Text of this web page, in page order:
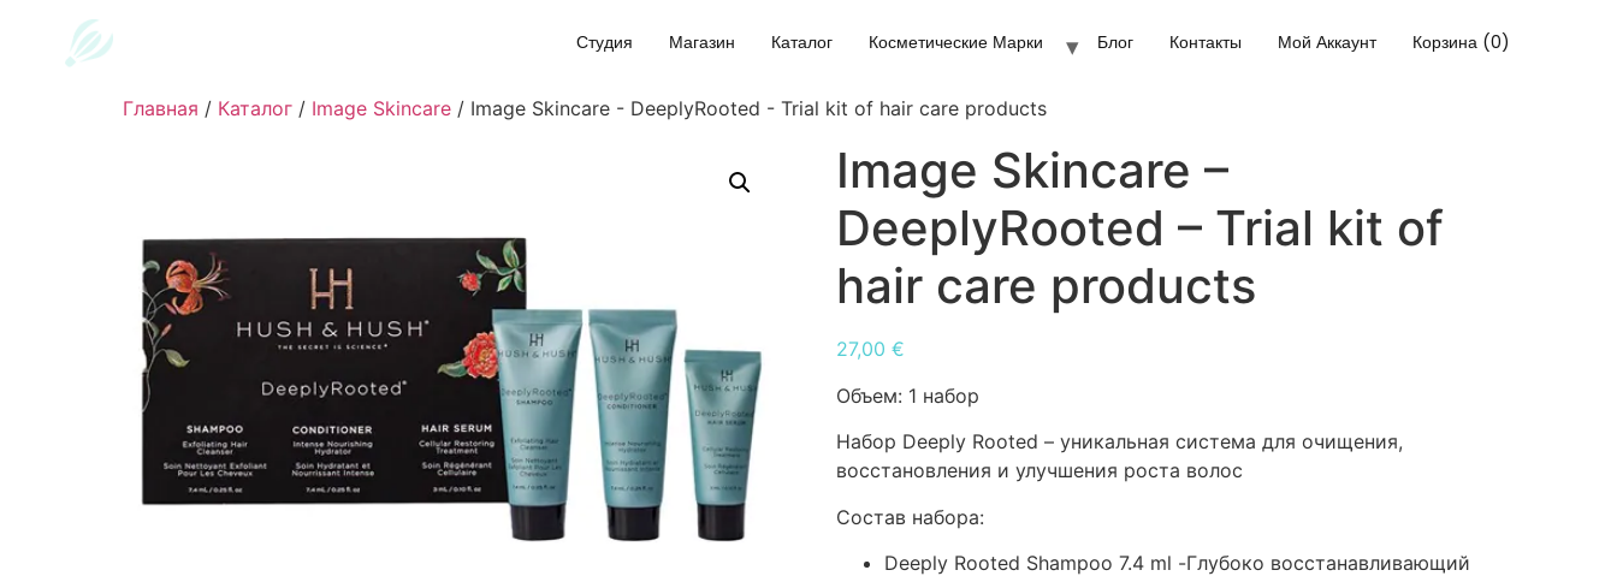
Студия Магазин Каталог Косметические Марки Блог Контакты Мой Аккаунт Корзина (0)
Главная / Каталог / Image Skincare / Image Skincare - DeeplyRooted - Trial kit of hair care products
Image Skincare –
DeeplyRooted – Trial kit of
hair care products
27,00 €
Объем: 1 набор
Набор Deeply Rooted – уникальная система для очищения,
восстановления и улучшения роста волос
Состав набора:
Deeply Rooted Shampoo 7.4 ml -Глубоко восстанавливающий